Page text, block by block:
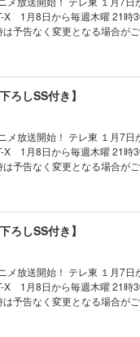
なく変更となる場合がございま
思いきや、リゼルがジルと
ってしまったり、復讐のお
人まで巻き込んで、再び小
い顔で、いつも華麗に切り
ろしSS付き】
放送開始！ テレ東 １月7日
なく変更となる場合がございま
幻の釣りスポット探しや見
華な舞踏会で、リゼルとジル
のんびり過ごしたりと、冒
ルは今日も颯爽と冒険に出
ろしSS付き】
放送開始！ テレ東 １月7日
なく変更となる場合がございま